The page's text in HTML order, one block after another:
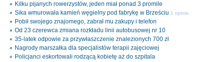
Kilku pijanych rowerzystów, jeden miał ponad 3 promile
Sika wmurowała kamień węgielny pod fabrykę w Brześciu 1 opinia
Pobił swojego znajomego, zabrał mu zakupy i telefon
Od 23 czerewca zmiana rozkładu linii autobusowej nr 10
35-latek odpowie za przywłaszczenie znalezionych 700 zł
Nagrody marszałka dla specjalistów terapii zajęciowej
Policjanci eskortowali rodzącą kobietę aż do szpitala